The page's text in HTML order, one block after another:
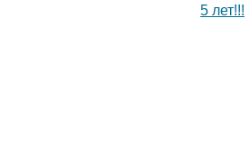
5 лет!!!